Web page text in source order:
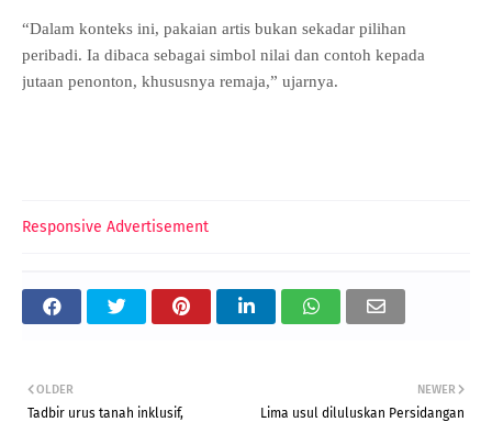
“Dalam konteks ini, pakaian artis bukan sekadar pilihan
peribadi. Ia dibaca sebagai simbol nilai dan contoh kepada
jutaan penonton, khususnya remaja,” ujarnya.
Responsive Advertisement
NEWER
Lima usul diluluskan Persidangan
OLDER
Tadbir urus tanah inklusif,